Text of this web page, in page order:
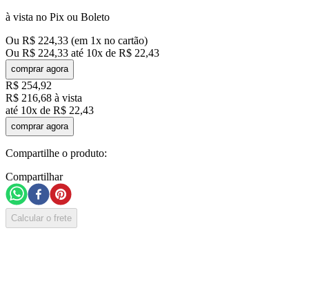
à vista no Pix ou Boleto
Ou R$ 224,33 (em 1x no cartão)
Ou R$ 224,33 até 10x de R$ 22,43
comprar agora
R$ 254,92
R$ 216,68 à vista
até 10x de R$ 22,43
comprar agora
Compartilhe o produto:
Compartilhar
Calcular o frete